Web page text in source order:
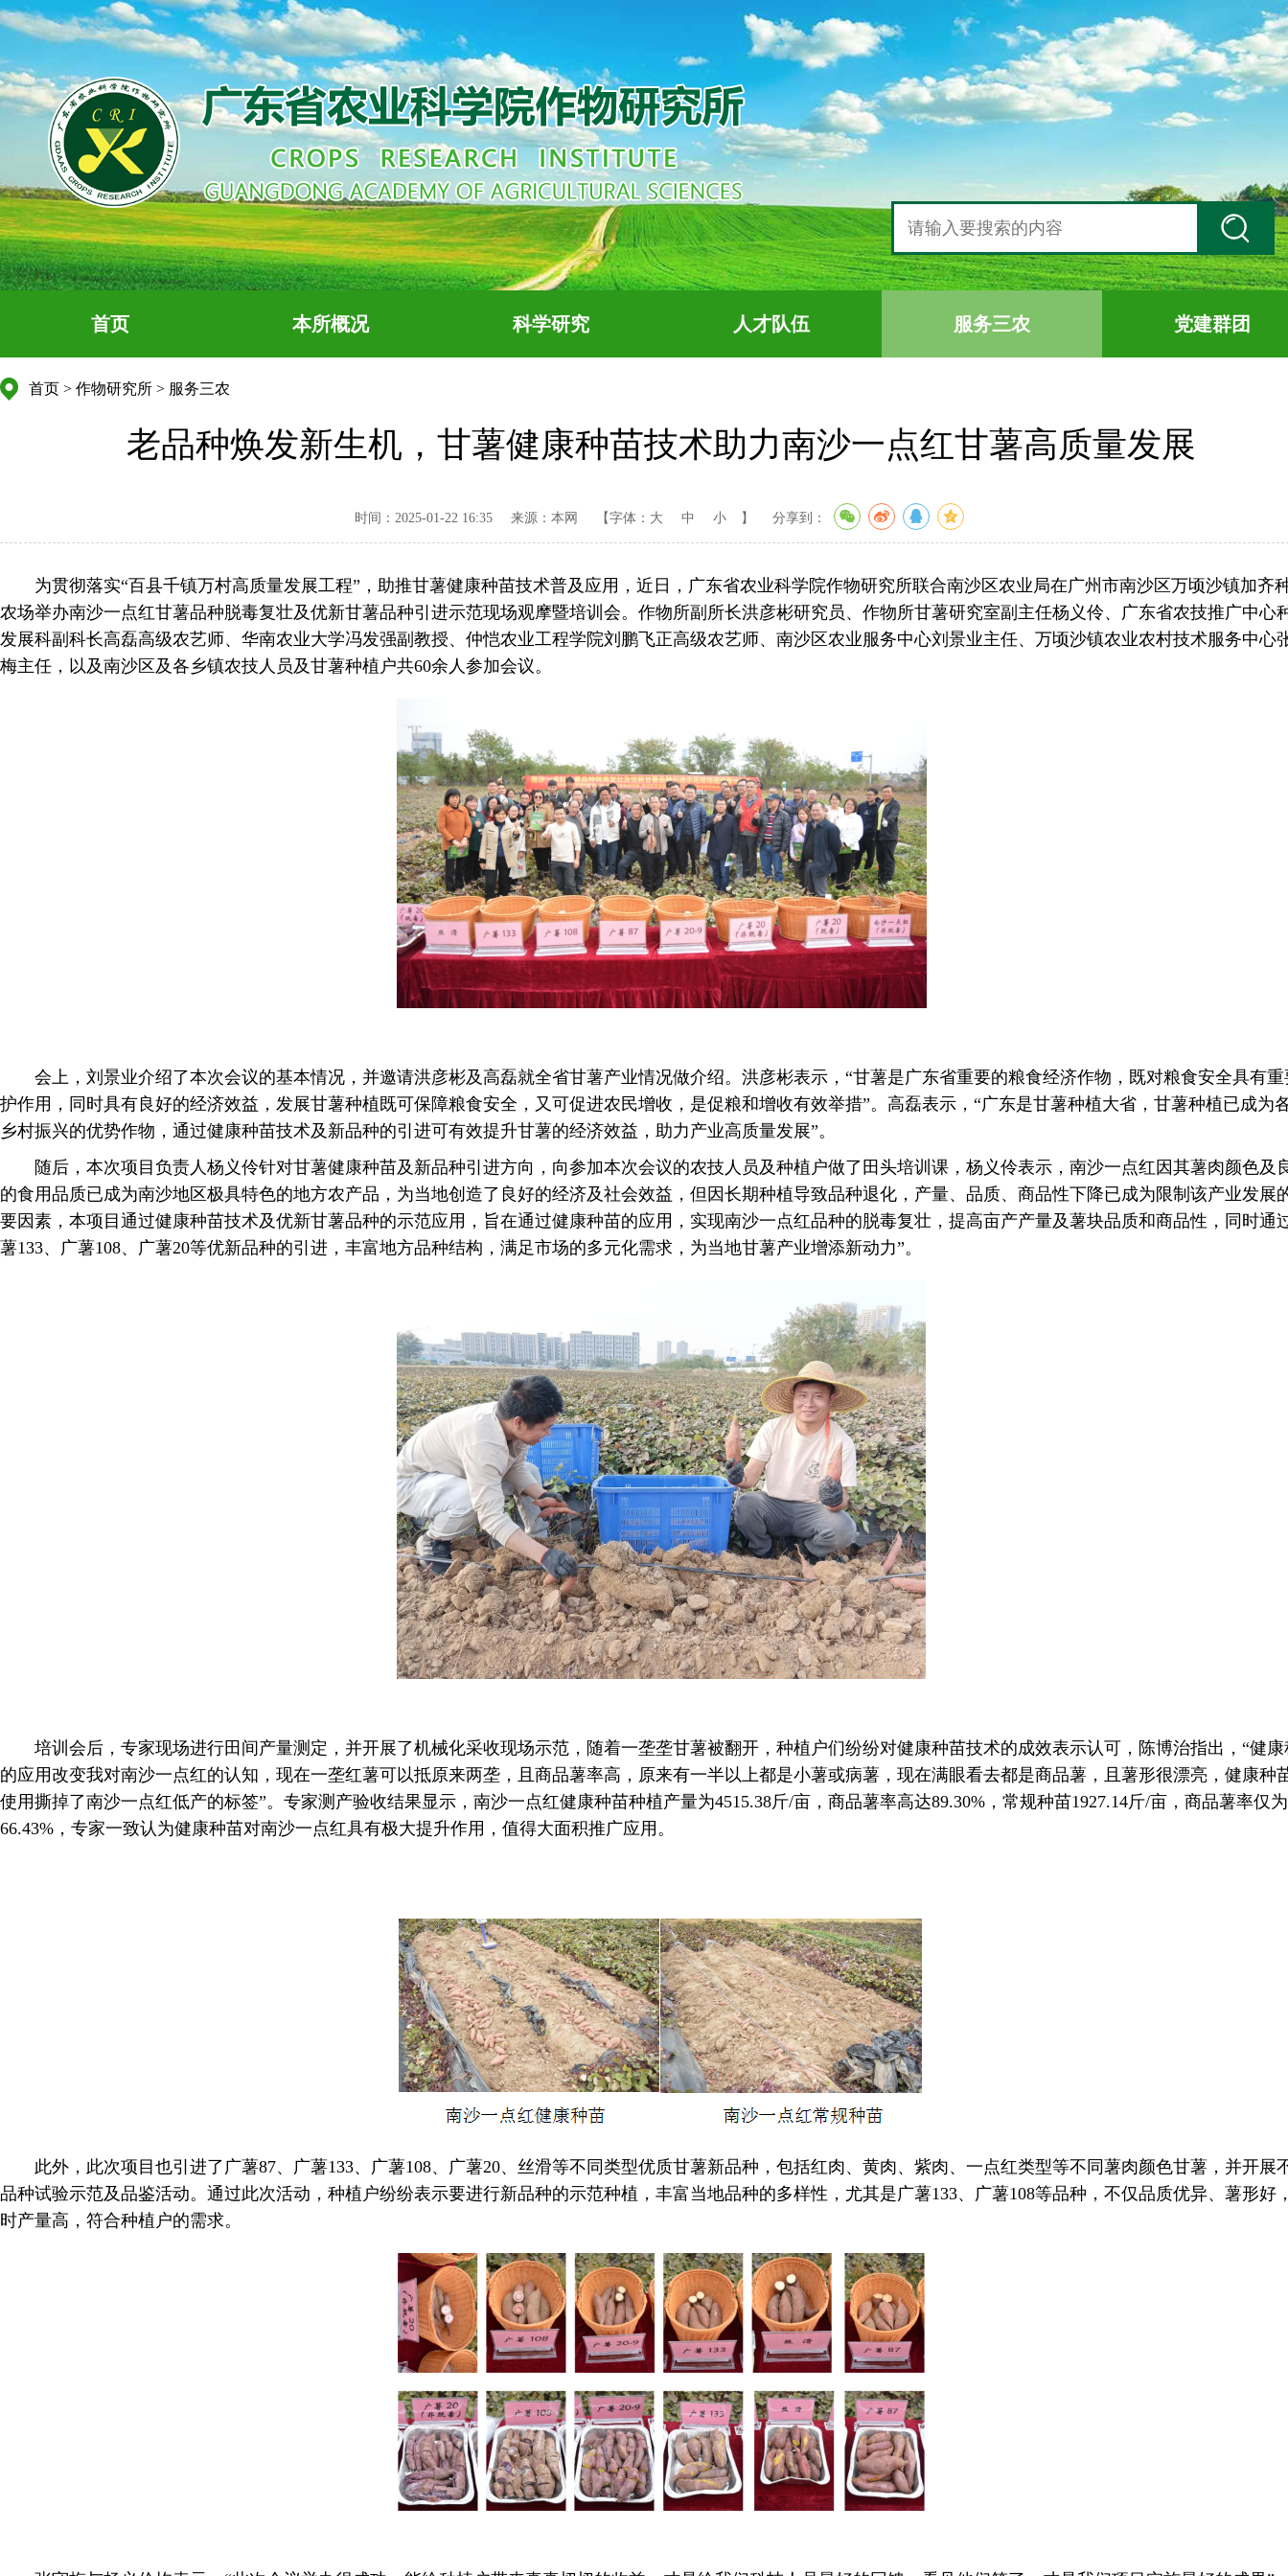
首页 本所概况 科学研究 人才队伍 服务三农 党建群团
首页 > 作物研究所 > 服务三农
老品种焕发新生机，甘薯健康种苗技术助力南沙一点红甘薯高质量发展
时间：2025-01-22 16:35 来源：本网 【字体： 大 中 小 】 分享到：
为贯彻落实“百县千镇万村高质量发展工程”，助推甘薯健康种苗技术普及应用，近日，广东省农业科学院作物研究所联合南沙区农业局在广州市南沙区万顷沙镇加齐
农场举办南沙一点红甘薯品种脱毒复壮及优新甘薯品种引进示范现场观摩暨培训会。作物所副所长洪彦彬研究员、作物所甘薯研究室副主任杨义伶、广东省农技推广中心
发展科副科长高磊高级农艺师、华南农业大学冯发强副教授、仲恺农业工程学院刘鹏飞正高级农艺师、南沙区农业服务中心刘景业主任、万顷沙镇农业农村技术服务中心
梅主任，以及南沙区及各乡镇农技人员及甘薯种植户共60余人参加会议。
会上，刘景业介绍了本次会议的基本情况，并邀请洪彦彬及高磊就全省甘薯产业情况做介绍。洪彦彬表示，“甘薯是广东省重要的粮食经济作物，既对粮食安全具有重
护作用，同时具有良好的经济效益，发展甘薯种植既可保障粮食安全，又可促进农民增收，是促粮和增收有效举措”。高磊表示，“广东是甘薯种植大省，甘薯种植已成为
乡村振兴的优势作物，通过健康种苗技术及新品种的引进可有效提升甘薯的经济效益，助力产业高质量发展”。
随后，本次项目负责人杨义伶针对甘薯健康种苗及新品种引进方向，向参加本次会议的农技人员及种植户做了田头培训课，杨义伶表示，南沙一点红因其薯肉颜色及
的食用品质已成为南沙地区极具特色的地方农产品，为当地创造了良好的经济及社会效益，但因长期种植导致品种退化，产量、品质、商品性下降已成为限制该产业发展
要因素，本项目通过健康种苗技术及优新甘薯品种的示范应用，旨在通过健康种苗的应用，实现南沙一点红品种的脱毒复壮，提高亩产产量及薯块品质和商品性，同时通
薯133、广薯108、广薯20等优新品种的引进，丰富地方品种结构，满足市场的多元化需求，为当地甘薯产业增添新动力”。
培训会后，专家现场进行田间产量测定，并开展了机械化采收现场示范，随着一垄垄甘薯被翻开，种植户们纷纷对健康种苗技术的成效表示认可，陈博治指出，“健康
的应用改变我对南沙一点红的认知，现在一垄红薯可以抵原来两垄，且商品薯率高，原来有一半以上都是小薯或病薯，现在满眼看去都是商品薯，且薯形很漂亮，健康种
使用撕掉了南沙一点红低产的标签”。专家测产验收结果显示，南沙一点红健康种苗种植产量为4515.38斤/亩，商品薯率高达89.30%，常规种苗1927.14斤/亩，商品薯率仅为
66.43%，专家一致认为健康种苗对南沙一点红具有极大提升作用，值得大面积推广应用。
此外，此次项目也引进了广薯87、广薯133、广薯108、广薯20、丝滑等不同类型优质甘薯新品种，包括红肉、黄肉、紫肉、一点红类型等不同薯肉颜色甘薯，并开展
品种试验示范及品鉴活动。通过此次活动，种植户纷纷表示要进行新品种的示范种植，丰富当地品种的多样性，尤其是广薯133、广薯108等品种，不仅品质优异、薯形好
时产量高，符合种植户的需求。